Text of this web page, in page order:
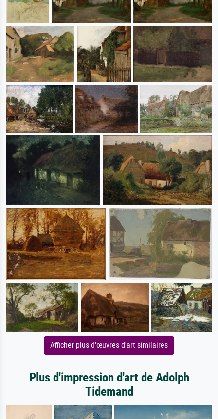
Afficher plus d'œuvres d'art similaires
Plus d'impression d'art de Adolph
Tidemand